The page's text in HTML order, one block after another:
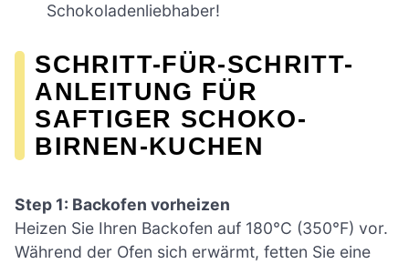
Schokoladenliebhaber!
SCHRITT-FÜR-SCHRITT-
ANLEITUNG FÜR
SAFTIGER SCHOKO-
BIRNEN-KUCHEN
Step 1: Backofen vorheizen
Heizen Sie Ihren Backofen auf 180°C (350°F) vor.
Während der Ofen sich erwärmt, fetten Sie eine